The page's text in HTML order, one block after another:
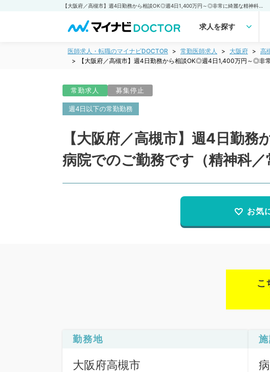
求人を探す
医師求人・転職のマイナビDOCTOR 常勤医師求人 大阪府
高
【大阪府／高槻市】週4日勤務から相談OK◎週4日1,400万円～◎非
常勤求人 募集停止
週4日以下の常勤勤務
【大阪府／高槻市】週4日勤
病院でのご勤務です（精神科／
お気
こ
勤務地
大阪府高槻市
施